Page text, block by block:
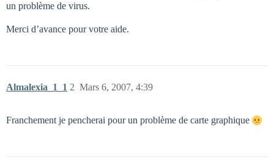
un problème de virus.
Merci d’avance pour votre aide.
Almalexia_1_1 Mars 6, 2007, 4:39
2
Franchement je pencherai pour un problème de carte graphique